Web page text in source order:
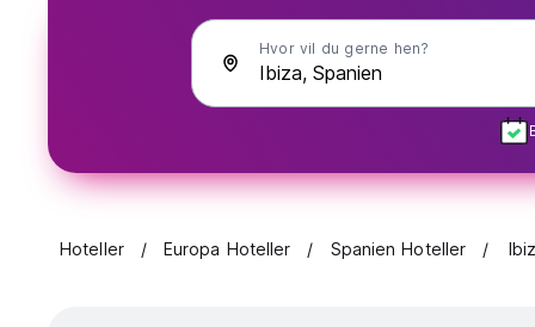
Hvor vil du gerne hen?
Hoteller Europa Hoteller Spanien Hoteller